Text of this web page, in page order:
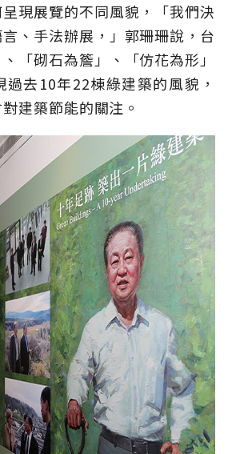
現展覽的不同風貌，「我們決
、手法辦展，」郭珊珊說，台
「砌石為簷」、「仿花為形」
去10年22棟綠建築的風貌，
建築節能的關注。